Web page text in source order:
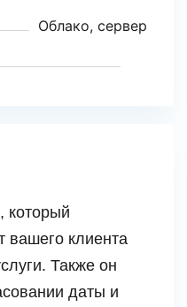
Облако, сервер
который
вашего клиента
Также он
даты и